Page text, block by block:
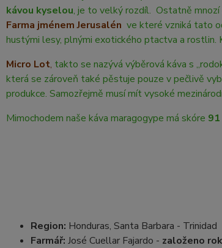
kávou kyselou, je to velký rozdíl. Ostatně mnozí
Farma jménem Jerusalén ve které vzniká tato
hustými lesy, plnými exotického ptactva a rostlin.
Micro Lot, takto se nazývá výběrová káva s
která se zároveň také pěstuje pouze v pečlivě
produkce. Samozřejmě musí mít vysoké
Mimochodem naše káva maragogype má skóre
Region: Honduras, Santa Barbara - Trinidad
Farmář: José Cuellar Fajardo - založeno